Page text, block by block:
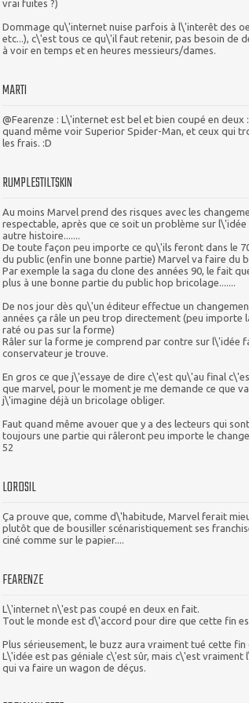
vrai fuites ?)
Dommage qu\'internet nuise parfois à l\'interêt des
etc...), c\'est tous ce qu\'il faut retenir, pas besoin de
à voir en temps et en heures messieurs/dames.
MARTI
@Fearenze : L\'internet est bel et bien coupé en deux
quand même voir Superior Spider-Man, et ceux qui
les frais. :D
RUMPLESTILTSKIN
Au moins Marvel prend des risques avec les
respectable, après que ce soit un problème sur
autre histoire.......
De toute façon peu importe ce qu\'ils feront dans le
du public (enfin une bonne partie) Marvel va faire du
Par exemple la saga du clone des années 90, le fait
plus à une bonne partie du public hop bricolage.......
De nos jour dès qu\'un éditeur effectue un
années ça râle un peu trop directement (peu importe
raté ou pas sur la forme)
Râler sur la forme je comprend par contre sur l\'idée
conservateur je trouve.
En gros ce que j\'essaye de dire c\'est qu\'au final
que marvel, pour le moment je me demande ce que
j\'imagine déjà un bricolage obliger.
Faut quand même avouer que y a des lecteurs qui
toujours une partie qui râleront peu importe le
52
LORDSIL
Ça prouve que, comme d\'habitude, Marvel ferait
plutôt que de bousiller scénaristiquement ses
ciné comme sur le papier....
FEARENZE
L\'internet n\'est pas coupé en deux en fait.
Tout le monde est d\'accord pour dire que cette fin
Plus sérieusement, le buzz aura vraiment tué cette fin
L\'idée est pas géniale c\'est sûr, mais c\'est
qui va faire un wagon de déçus.